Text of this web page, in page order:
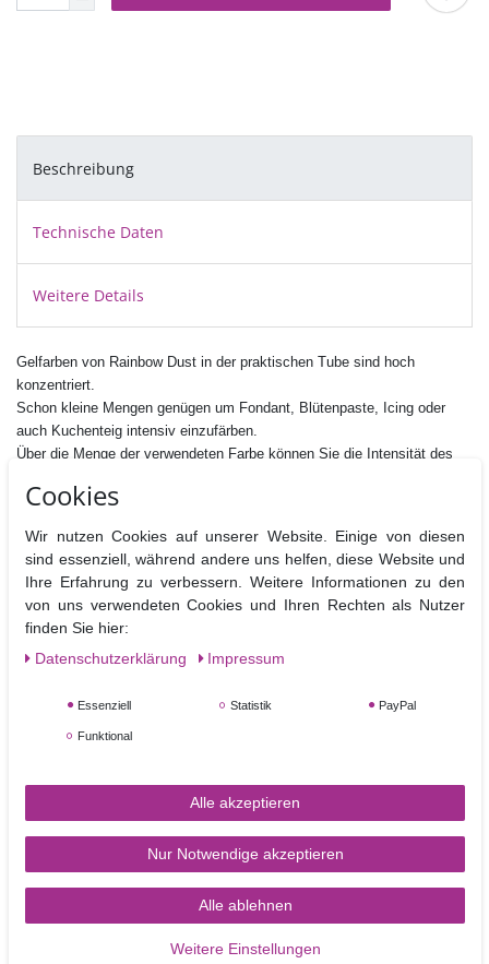
Beschreibung
Technische Daten
Weitere Details
Gelfarben von Rainbow Dust in der praktischen Tube sind hoch
konzentriert.
Schon kleine Mengen genügen um Fondant, Blütenpaste, Icing oder
auch Kuchenteig intensiv einzufärben.
Über die Menge der verwendeten Farbe können Sie die Intensität des
Die praktische Tube erleichtert das hygienische Entnehmen der Farbe.
Inhalt: 25 g
Zutaten: Glycerin, Siliciumdioxide, Propylenglycol, Farbstoff:E104,
E133,
E104 kann die Aktivität und Aufmerksamkeit von Kindern
beeinträchtigen
Dieses Produkt ist nussfrei, GM-Frei, glutenfrei, für Vegetarier geeignet
Hersteller : Rainbow Dust Colours Ltd: , Unit 3-6 Ward Street, Cuerden
davon
Kohlenhydrate
0 kj / 0 kcal 0g 0g 0g 0g 0g
Cookies
Wir nutzen Cookies auf unserer Website. Einige von diesen
sind essenziell, während andere uns helfen, diese Website und
Ihre Erfahrung zu verbessern. Weitere Informationen zu den
von uns verwendeten Cookies und Ihren Rechten als Nutzer
finden Sie hier:
Daten­schutz­erklärung
Impressum
Essenziell Statistik PayPal
Funktional
Alle akzeptieren
Nur Notwendige akzeptieren
Alle ablehnen
Weitere Einstellungen